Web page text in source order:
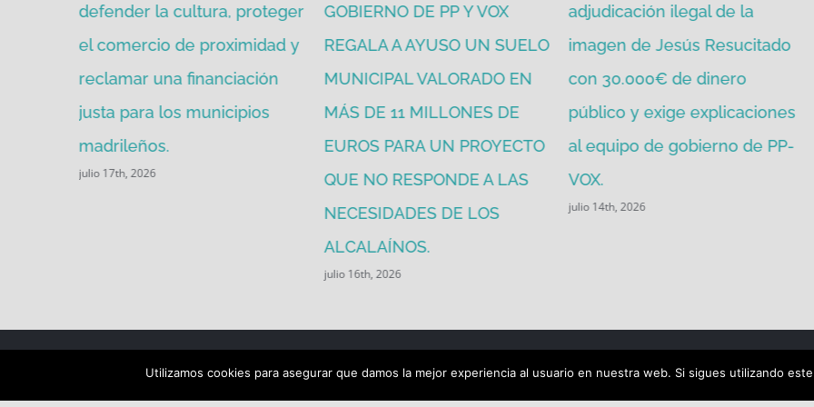
defender la cultura, proteger
el comercio de proximidad y
reclamar una financiación
justa para los municipios
madrileños.
julio 17th, 2026
GOBIERNO DE PP Y VOX
REGALA A AYUSO UN SUELO
MUNICIPAL VALORADO EN
MÁS DE 11 MILLONES DE
EUROS PARA UN PROYECTO
QUE NO RESPONDE A LAS
NECESIDADES DE LOS
ALCALAÍNOS.
julio 16th, 2026
adjudicación ilegal de la
imagen de Jesús Resucitado
con 30.000€ de dinero
público y exige explicaciones
al equipo de gobierno de PP-
VOX.
julio 14th, 2026
Utilizamos cookies para asegurar que damos la mejor experiencia al usuario en nuestra web. Si sigues utilizando